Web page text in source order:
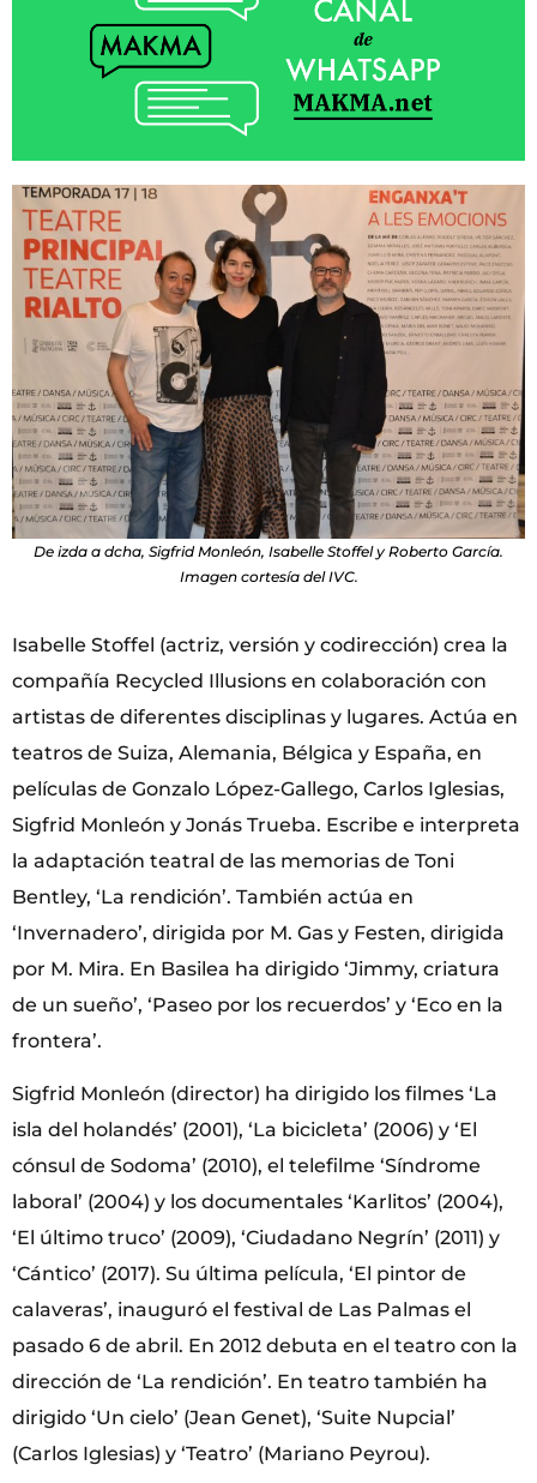
De izda a dcha, Sigfrid Monleón, Isabelle Stoffel y Roberto García.
Imagen cortesía del IVC.
Isabelle Stoffel (actriz, versión y codirección) crea la
compañía Recycled Illusions en colaboración con
artistas de diferentes disciplinas y lugares. Actúa en
teatros de Suiza, Alemania, Bélgica y España, en
películas de Gonzalo López-Gallego, Carlos Iglesias,
Sigfrid Monleón y Jonás Trueba. Escribe e interpreta
la adaptación teatral de las memorias de Toni
Bentley, ‘La rendición’. También actúa en
‘Invernadero’, dirigida por M. Gas y Festen, dirigida
por M. Mira. En Basilea ha dirigido ‘Jimmy, criatura
de un sueño’, ‘Paseo por los recuerdos’ y ‘Eco en la
frontera’.
Sigfrid Monleón (director) ha dirigido los filmes ‘La
isla del holandés’ (2001), ‘La bicicleta’ (2006) y ‘El
cónsul de Sodoma’ (2010), el telefilme ‘Síndrome
laboral’ (2004) y los documentales ‘Karlitos’ (2004),
‘El último truco’ (2009), ‘Ciudadano Negrín’ (2011) y
‘Cántico’ (2017). Su última película, ‘El pintor de
calaveras’, inauguró el festival de Las Palmas el
pasado 6 de abril. En 2012 debuta en el teatro con la
dirección de ‘La rendición’. En teatro también ha
dirigido ‘Un cielo’ (Jean Genet), ‘Suite Nupcial’
(Carlos Iglesias) y ‘Teatro’ (Mariano Peyrou).